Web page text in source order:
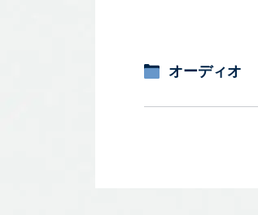
オーディオ